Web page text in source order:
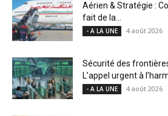
Aérien & Stratégie :
fait de la...
- A LA UNE 4 août 2026
Sécurité des
L’appel urgent à
- A LA UNE 4 août 2026